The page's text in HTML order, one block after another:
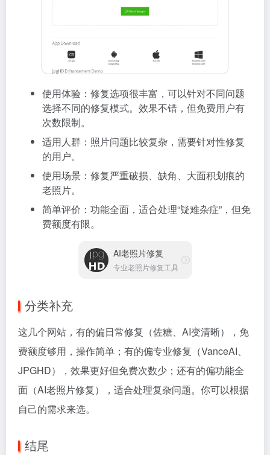
使用体验：修复选项很丰富，可以针对不同问题
选择不同的修复模式。效果不错，但免费用户有
次数限制。
适用人群：照片问题比较复杂，需要针对性修复
的用户。
使用场景：修复严重破损、缺角、大面积划痕的
老照片。
简单评价：功能全面，适合处理“疑难杂症”，但免
费额度有限。
AI老照片修复
专业老照片修复工具
分类补充
这几个网站，有的偏日常修复（佐糖、AI变清晰），免
费额度够用，操作简单；有的偏专业修复（VanceAI、
JPGHD），效果更好但免费次数少；还有的偏功能全
面（AI老照片修复），适合处理复杂问题。你可以根据
自己的需求来选。
结尾